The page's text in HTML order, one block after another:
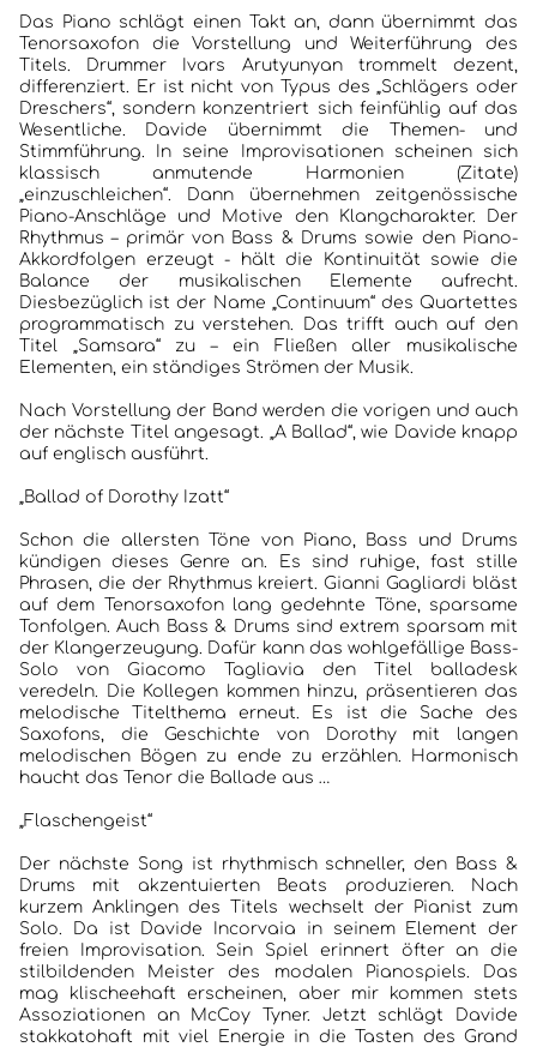
HOME
KONZERTBERICHTE
INTERVIEWS
ALBEN
JAZZCLUBS BERLIN
PORTRAITS DER CLUBS
KONTAKT
Das Piano schlägt einen Takt an, dann übernimmt das
Tenorsaxofon die Vorstellung und Weiterführung des
Titels. Drummer Ivars Arutyunyan trommelt dezent,
differenziert. Er ist nicht von Typus des „Schlägers oder
Dreschers“, sondern konzentriert sich feinfühlig auf das
Wesentliche. Davide übernimmt die Themen- und
Stimmführung. In seine Improvisationen scheinen sich
klassisch anmutende Harmonien (Zitate)
„einzuschleichen“. Dann übernehmen zeitgenössische
Piano-Anschläge und Motive den Klangcharakter. Der
Rhythmus – primär von Bass & Drums sowie den Piano-
Akkordfolgen erzeugt - hält die Kontinuität sowie die
Balance der musikalischen Elemente aufrecht.
Diesbezüglich ist der Name „Continuum“ des Quartettes
programmatisch zu verstehen. Das trifft auch auf den
Titel „Samsara“ zu – ein Fließen aller musikalische
Elementen, ein ständiges Strömen der Musik.
Nach Vorstellung der Band werden die vorigen und auch
der nächste Titel angesagt. „A Ballad“, wie Davide knapp
auf englisch ausführt.
„Ballad of Dorothy Izatt“
Schon die allersten Töne von Piano, Bass und Drums
kündigen dieses Genre an. Es sind ruhige, fast stille
Phrasen, die der Rhythmus kreiert. Gianni Gagliardi bläst
auf dem Tenorsaxofon lang gedehnte Töne, sparsame
Tonfolgen. Auch Bass & Drums sind extrem sparsam mit
der Klangerzeugung. Dafür kann das wohlgefällige Bass-
Solo von Giacomo Tagliavia den Titel balladesk
veredeln. Die Kollegen kommen hinzu, präsentieren das
melodische Titelthema erneut. Es ist die Sache des
Saxofons, die Geschichte von Dorothy mit langen
melodischen Bögen zu ende zu erzählen. Harmonisch
haucht das Tenor die Ballade aus …
„Flaschengeist“
Der nächste Song ist rhythmisch schneller, den Bass &
Drums mit akzentuierten Beats produzieren. Nach
kurzem Anklingen des Titels wechselt der Pianist zum
Solo. Da ist Davide Incorvaia in seinem Element der
freien Improvisation. Sein Spiel erinnert öfter an die
stilbildenden Meister des modalen Pianospiels. Das
mag klischeehaft erscheinen, aber mir kommen stets
Assoziationen an McCoy Tyner. Jetzt schlägt Davide
stakkatohaft mit viel Energie in die Tasten des Grand